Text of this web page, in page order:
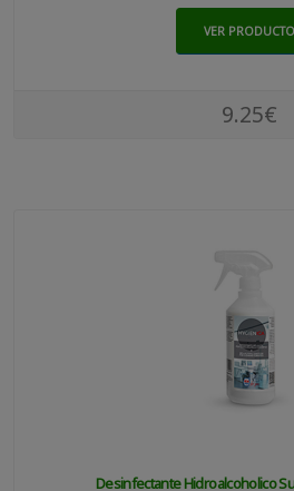
VER PRODUCTO
9.25€
Desinfectante Hidroalcoholico